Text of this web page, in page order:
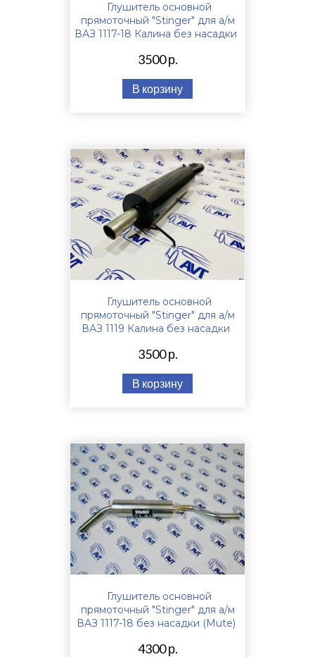
Глушитель основной
прямоточный "Stinger" для а/м
ВАЗ 1117-18 Калина без насадки
3500 р.
В корзину
Глушитель основной
прямоточный "Stinger" для а/м
ВАЗ 1119 Калина без насадки
3500 р.
В корзину
Глушитель основной
прямоточный "Stinger" для а/м
ВАЗ 1117-18 без насадки (Mute)
4300 р.